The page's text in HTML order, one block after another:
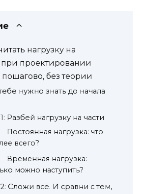
нагрузку на
проектировании
без теории
нужно знать до начала
Разбей нагрузку на части
Постоянная нагрузка: что
всего?
Временная нагрузка:
можно наступить?
Сложи всё. И сравни с тем,